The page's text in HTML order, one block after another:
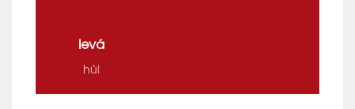
levá
hůl